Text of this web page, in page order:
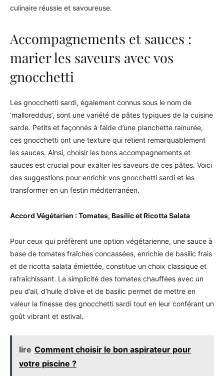
culinaire réussie et savoureuse.
Accompagnements et sauces :
marier les saveurs avec vos
gnocchetti
Les gnocchetti sardi, également connus sous le nom de
‘malloreddus’, sont une variété de pâtes typiques de la cuisine
sarde. Petits et façonnés à l’aide d’une planchette rainurée,
ces gnocchetti ont une texture qui retient remarquablement
les sauces. Ainsi, choisir les bons accompagnements et
sauces est crucial pour exalter les saveurs de ces pâtes. Voici
des suggestions pour enrichir vos gnocchetti sardi et les
transformer en un festin méditerranéen.
Accord Végétarien : Tomates, Basilic et Ricotta Salata
Pour ceux qui préfèrent une option végétarienne, une sauce à
base de tomates fraîches concassées, enrichie de basilic frais
et de ricotta salata émiettée, constitue un choix classique et
rafraîchissant. La simplicité des tomates chauffées avec un
peu d’ail, d’huile d’olive et de basilic permet de mettre en
valeur la finesse des gnocchetti sardi tout en leur conférant un
goût vibrant et estival.
lire Comment choisir le bon aspirateur pour
votre piscine ?